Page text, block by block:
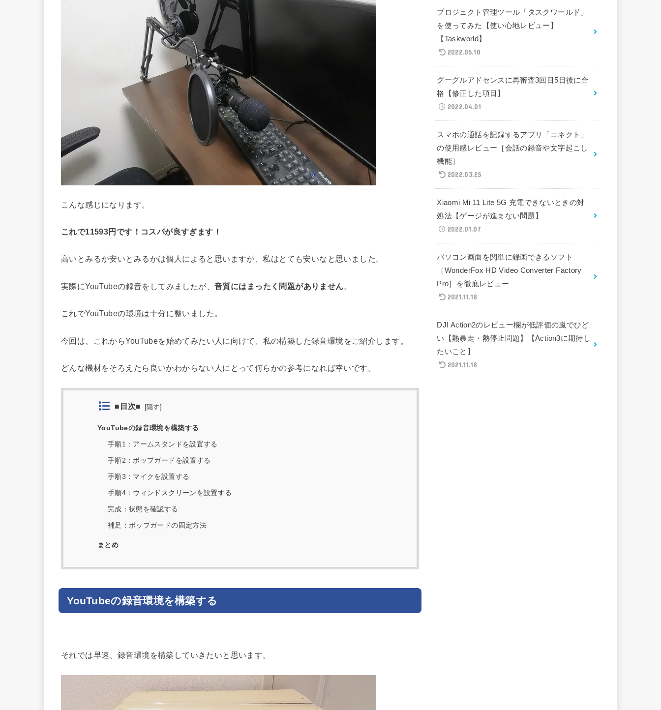
こんな感じになります。
これで11593円です！コスパが良すぎます！
高いとみるか安いとみるかは個人によると思いますが、私はとても安いなと思いました。
実際にYouTubeの録音をしてみましたが、音質にはまったく問題がありません。
これでYouTubeの環境は十分に整いました。
今回は、これからYouTubeを始めてみたい人に向けて、私の構築した録音環境をご紹介します。
どんな機材をそろえたら良いかわからない人にとって何らかの参考になれば幸いです。
■目次■ 隠す
YouTubeの録音環境を構築する
手順1：アームスタンドを設置する
手順2：ポップガードを設置する
手順3：マイクを設置する
手順4：ウィンドスクリーンを設置する
完成：状態を確認する
補足：ポップガードの固定方法
まとめ
YouTubeの録音環境を構築する
それでは早速、録音環境を構築していきたいと思います。
プロジェクト管理ツール「タスクワールド」
を使ってみた【使い心地レビュー】
【Taskworld】
2022.05.10
グーグルアドセンスに再審査3回目5日後に合
格【修正した項目】
2022.04.01
スマホの通話を記録するアプリ「コネクト」
の使用感レビュー［会話の録音や文字起こし
機能］
2022.03.25
Xiaomi Mi 11 Lite 5G 充電できないときの対
処法【ゲージが進まない問題】
2022.01.07
パソコン画面を関単に録画できるソフト
［WonderFox HD Video Converter Factory
Pro］を徹底レビュー
2021.11.18
DJI Action2のレビュー欄が低評価の嵐でひど
い【熱暴走・熱停止問題】【Action3に期待し
たいこと】
2021.11.18